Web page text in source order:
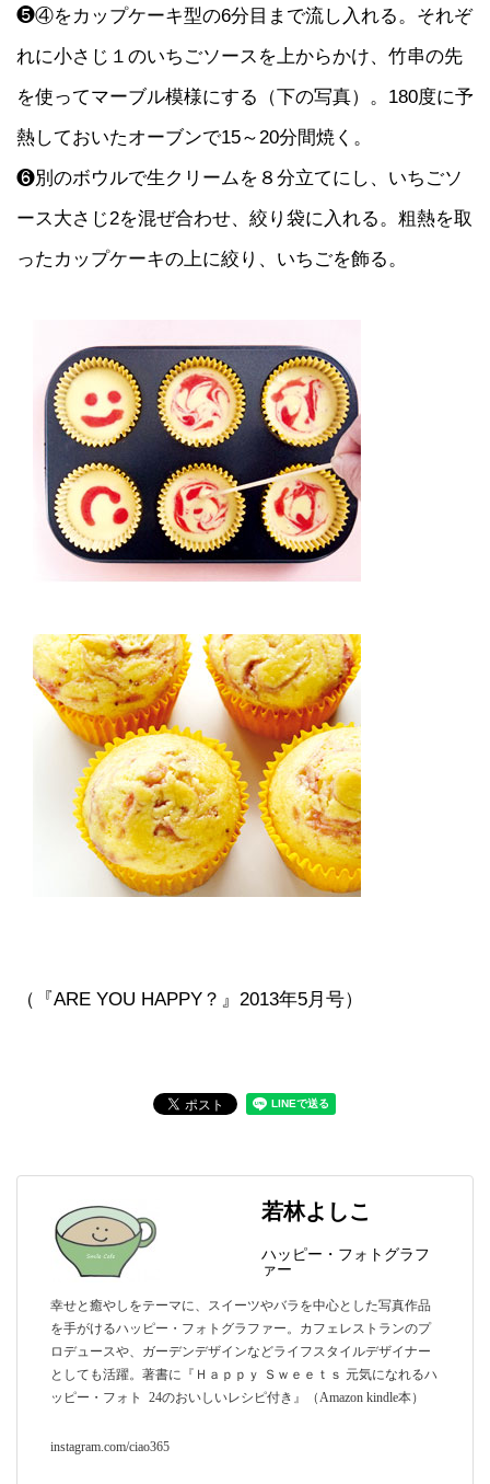
❺④をカップケーキ型の6分目まで流し入れる。それぞ
れに小さじ１のいちごソースを上からかけ、竹串の先
を使ってマーブル模様にする（下の写真）。180度に予
熱しておいたオーブンで15～20分間焼く。
❻別のボウルで生クリームを８分立てにし、いちごソ
ース大さじ2を混ぜ合わせ、絞り袋に入れる。粗熱を取
ったカップケーキの上に絞り、いちごを飾る。
（『ARE YOU HAPPY？』2013年5月号）
若林よしこ
ハッピー・フォトグラフ
ァー
幸せと癒やしをテーマに、スイーツやバラを中心とした写真作品
を手がけるハッピー・フォトグラファー。カフェレストランのプ
ロデュースや、ガーデンデザインなどライフスタイルデザイナー
としても活躍。著書に『Ｈａｐｐｙ Ｓｗｅｅｔｓ 元気になれるハ
ッピー・フォト 24のおいしいレシピ付き』（Amazon kindle本）
instagram.com/ciao365